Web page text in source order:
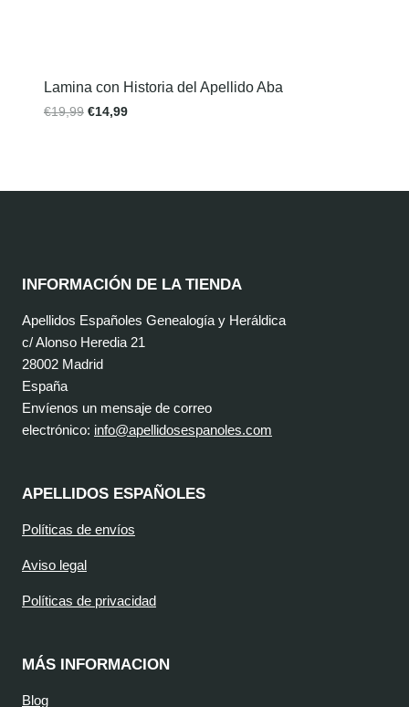
Lamina con Historia del Apellido Aba
€19,99 €14,99
INFORMACIÓN DE LA TIENDA
Apellidos Españoles Genealogía y Heráldica
c/ Alonso Heredia 21
28002 Madrid
España
Envíenos un mensaje de correo
electrónico: info@apellidosespanoles.com
APELLIDOS ESPAÑOLES
Políticas de envíos
Aviso legal
Políticas de privacidad
MÁS INFORMACION
Blog